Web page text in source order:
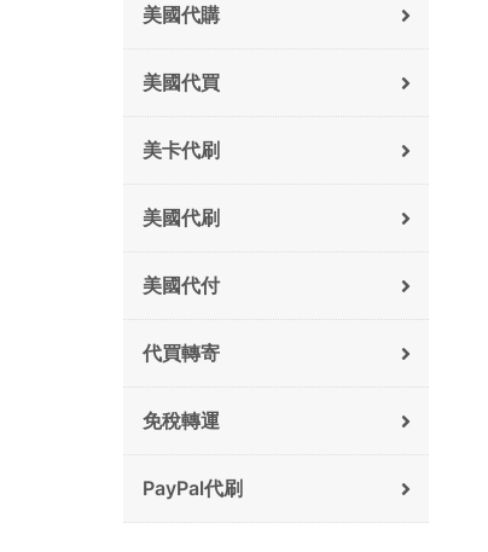
美國代購
美國代買
美卡代刷
美國代刷
美國代付
代買轉寄
免稅轉運
PayPal代刷